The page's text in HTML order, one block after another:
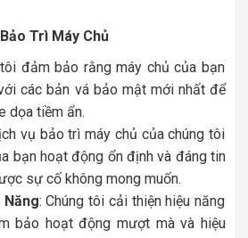
Trì Máy Chủ
đảm bảo rằng máy chủ của bạn
các bản vá bảo mật mới nhất để
dọa tiềm ẩn.
vụ bảo trì máy chủ của chúng tôi
bạn hoạt động ổn định và đáng tin
sự cố không mong muốn.
Năng: Chúng tôi cải thiện hiệu năng
bảo hoạt động mượt mà và hiệu